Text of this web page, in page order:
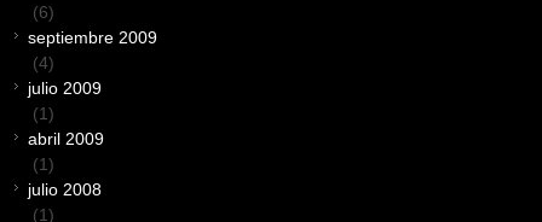
(6)
septiembre 2009
(4)
julio 2009
(1)
abril 2009
(1)
julio 2008
(1)